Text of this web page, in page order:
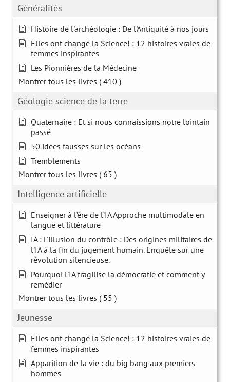
Généralités
Histoire de l'archéologie : De l'Antiquité à nos jours
Elles ont changé la Science! : 12 histoires vraies de
femmes inspirantes
Les Pionnières de la Médecine
Montrer tous les livres ( 410 )
Géologie science de la terre
Quaternaire : Et si nous connaissions notre lointain
passé
50 idées fausses sur les océans
Tremblements
Montrer tous les livres ( 65 )
Intelligence artificielle
Enseigner à l’ère de l’IA Approche multimodale en
langue et littérature
IA : L'illusion du contrôle : Des origines militaires de
l'IA à la fin du jugement humain. Enquête sur une
révolution silencieuse.
Pourquoi l'IA fragilise la démocratie et comment y
remédier
Montrer tous les livres ( 55 )
Jeunesse
Elles ont changé la Science! : 12 histoires vraies de
femmes inspirantes
Apparition de la vie : du big bang aux premiers
hommes